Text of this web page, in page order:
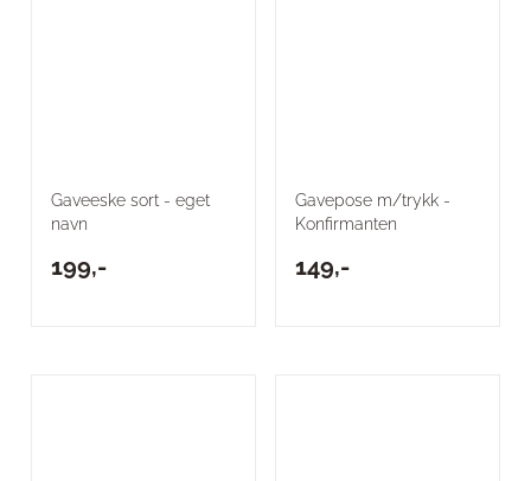
Gaveeske sort - eget
navn
199,-
Gavepose m/trykk -
Konfirmanten
149,-